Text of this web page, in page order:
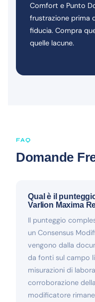
Comfort e Punto
frustrazione prima
fiducia. Compra
quelle lacune.
FAQ
Domande
Qual è il
Varlion Maxima
Il punteggio
un Consensus
vengono dalla
da fonti sul campo
misurazioni di
corroborazione
modificatore